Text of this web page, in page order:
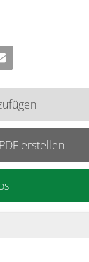
erstellen